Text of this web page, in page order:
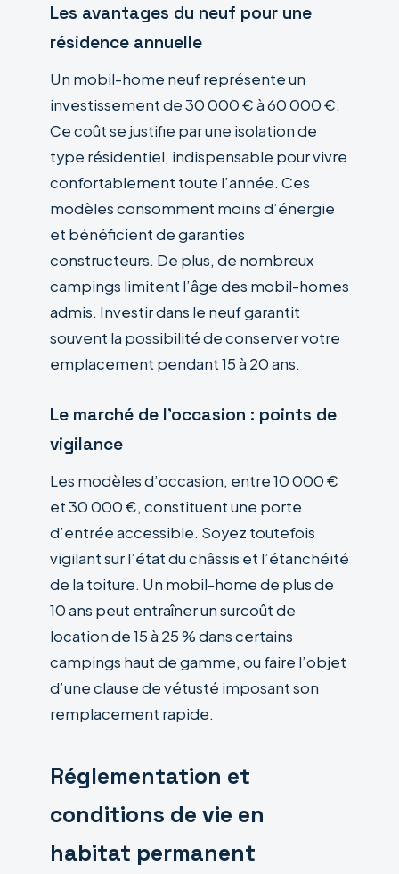
Les avantages du neuf pour une
résidence annuelle
Un mobil-home neuf représente un
investissement de 30 000 € à 60 000 €.
Ce coût se justifie par une isolation de
type résidentiel, indispensable pour vivre
confortablement toute l’année. Ces
modèles consomment moins d’énergie
et bénéficient de garanties
constructeurs. De plus, de nombreux
campings limitent l’âge des mobil-homes
admis. Investir dans le neuf garantit
souvent la possibilité de conserver votre
emplacement pendant 15 à 20 ans.
Le marché de l’occasion : points de
vigilance
Les modèles d’occasion, entre 10 000 €
et 30 000 €, constituent une porte
d’entrée accessible. Soyez toutefois
vigilant sur l’état du châssis et l’étanchéité
de la toiture. Un mobil-home de plus de
10 ans peut entraîner un surcoût de
location de 15 à 25 % dans certains
campings haut de gamme, ou faire l’objet
d’une clause de vétusté imposant son
remplacement rapide.
Réglementation et
conditions de vie en
habitat permanent